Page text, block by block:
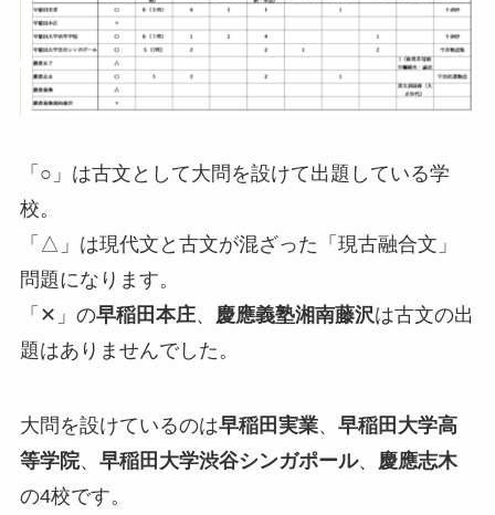
「○」は古文として大問を設けて出題している学
校。
「△」は現代文と古文が混ざった「現古融合文」
問題になります。
「✕」の早稲田本庄、 慶應義塾湘南藤沢は古文の出
題はありませんでした。
大問を設けているのは早稲田実業、 早稲田大学高
等学院、 早稲田大学渋谷シンガポール、 慶應志木
の4校です。